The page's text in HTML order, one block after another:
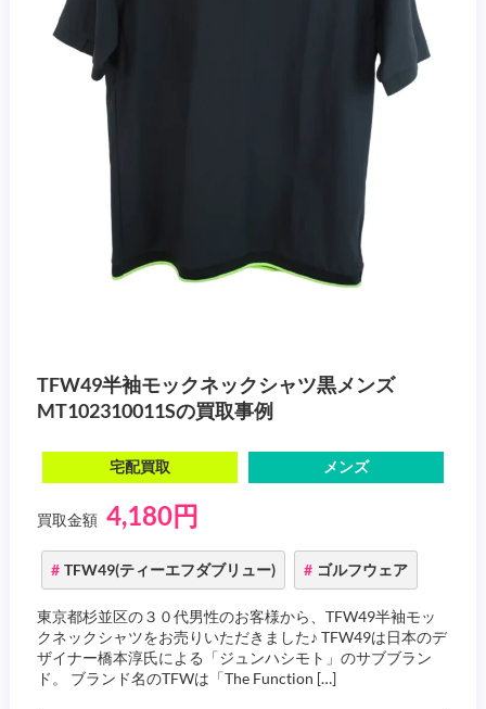
TFW49半袖モックネックシャツ黒メンズ
MT102310011Sの買取事例
宅配買取 メンズ
買取金額 4,180円
TFW49(ティーエフダブリュー) ゴルフウェア
東京都杉並区の３０代男性のお客様から、TFW49半袖モッ
クネックシャツをお売りいただきました♪ TFW49は日本のデ
ザイナー橋本淳氏による「ジュンハシモト」のサブブラン
ド。 ブランド名のTFWは「The Function […]